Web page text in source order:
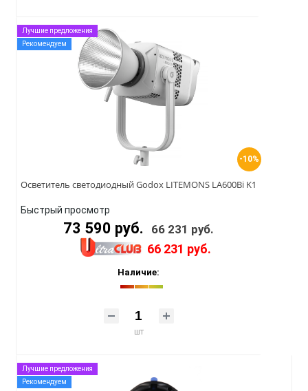
-10%
Лучшие предложения
Рекомендуем
Осветитель светодиодный Godox LITEMONS LA600Bi K1
Быстрый просмотр
73 590 руб. 66 231 руб.
66 231 руб.
Наличие:
шт
Лучшие предложения
Рекомендуем